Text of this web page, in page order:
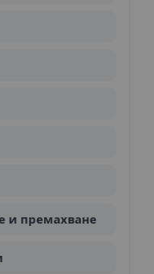
и премахване